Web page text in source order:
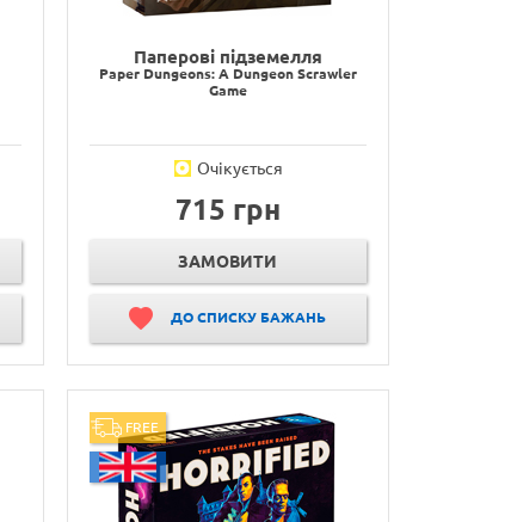
Паперові підземелля
Paper Dungeons: A Dungeon Scrawler
Game
Очікується
715 грн
ЗАМОВИТИ
ДО СПИСКУ БАЖАНЬ
FREE